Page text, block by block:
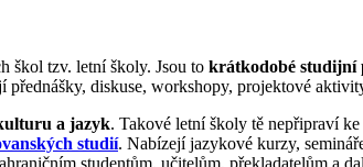
škol tzv. letní školy. Jsou to krátkodobé studijní
diskuse, workshopy, projektové
a jazyk. Takové letní školy tě nepřipraví
studií. Nabízejí jazykové kurzy,